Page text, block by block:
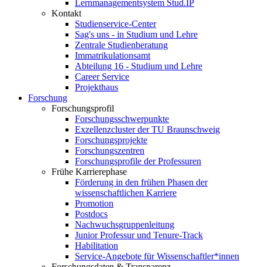
Lernmanagementsystem Stud.IP
Kontakt
Studienservice-Center
Sag's uns - in Studium und Lehre
Zentrale Studienberatung
Immatrikulationsamt
Abteilung 16 - Studium und Lehre
Career Service
Projekthaus
Forschung
Forschungsprofil
Forschungsschwerpunkte
Exzellenzcluster der TU Braunschweig
Forschungsprojekte
Forschungszentren
Forschungsprofile der Professuren
Frühe Karrierephase
Förderung in den frühen Phasen der
wissenschaftlichen Karriere
Promotion
Postdocs
Nachwuchsgruppenleitung
Junior Professur und Tenure-Track
Habilitation
Service-Angebote für Wissenschaftler*innen